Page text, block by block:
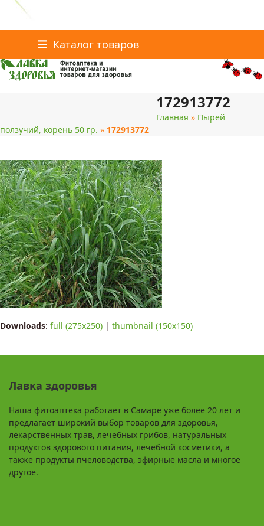
content
Каталог товаров
Доставка и оплата
Скидки
172913772
Главная » Пырей
ползучий, корень 50 гр. » 172913772
Downloads: full (275x250) | thumbnail (150x150)
Лавка здоровья
Наша фитоаптека работает в Самаре уже более 20 лет и
предлагает широкий выбор товаров для здоровья,
лекарственных трав, лечебных грибов, натуральных
продуктов здорового питания, лечебной косметики, а
также продукты пчеловодства, эфирные масла и многое
другое.